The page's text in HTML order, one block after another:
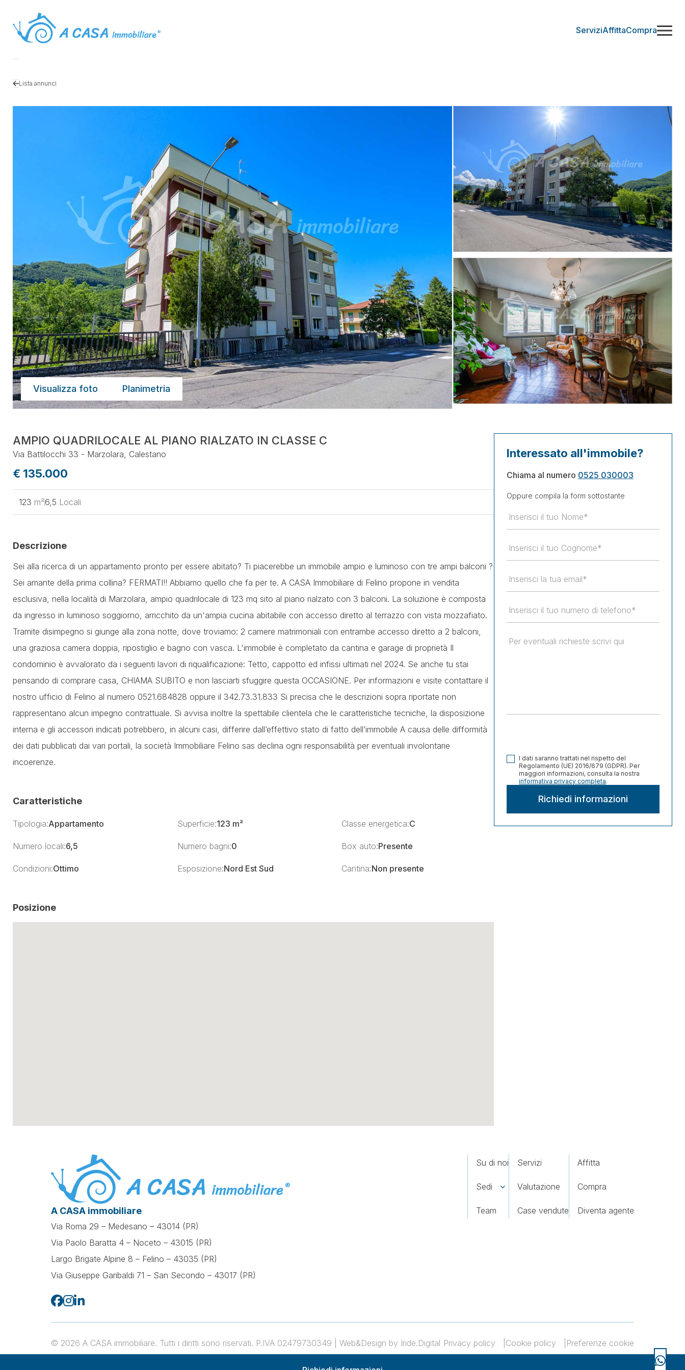
ServiziAffittaCompra
Lista annunci
Visualizza foto Planimetria
AMPIO QUADRILOCALE AL PIANO RIALZATO IN CLASSE C
Via Battilocchi 33 - Marzolara, Calestano
€ 135.000
123 m²6,5 Locali
Descrizione
Sei alla ricerca di un appartamento pronto per essere abitato? Ti piacerebbe un immobile ampio e luminoso con tre ampi balconi ?
Sei amante della prima collina? FERMATI!! Abbiamo quello che fa per te. A CASA Immobiliare di Felino propone in vendita
esclusiva, nella località di Marzolara, ampio quadrilocale di 123 mq sito al piano rialzato con 3 balconi. La soluzione è composta
da ingresso in luminoso soggiorno, arricchito da un'ampia cucina abitabile con accesso diretto al terrazzo con vista mozzafiato.
Tramite disimpegno si giunge alla zona notte, dove troviamo: 2 camere matrimoniali con entrambe accesso diretto a 2 balconi,
una graziosa camera doppia, ripostiglio e bagno con vasca. L'immobile è completato da cantina e garage di proprietà Il
condominio è avvalorato da i seguenti lavori di riqualificazione: Tetto, cappotto ed infissi ultimati nel 2024. Se anche tu stai
pensando di comprare casa, CHIAMA SUBITO e non lasciarti sfuggire questa OCCASIONE. Per informazioni e visite contattare il
nostro ufficio di Felino al numero 0521.684828 oppure il 342.73.31.833 Si precisa che le descrizioni sopra riportate non
rappresentano alcun impegno contrattuale. Si avvisa inoltre la spettabile clientela che le caratteristiche tecniche, la disposizione
interna e gli accessori indicati potrebbero, in alcuni casi, differire dall’effettivo stato di fatto dell’immobile A causa delle difformità
dei dati pubblicati dai vari portali, la società Immobiliare Felino sas declina ogni responsabilità per eventuali involontarie
incoerenze.
Caratteristiche
Tipologia:Appartamento Superficie:123 m² Classe energetica:C
Numero locali:6,5 Numero bagni:0 Box auto:Presente
Condizioni:Ottimo Esposizione:Nord Est Sud Cantina:Non presente
Posizione
Interessato all'immobile?
Chiama al numero 0525 030003
Oppure compila la form sottostante
I dati saranno trattati nel rispetto del
Regolamento (UE) 2016/679 (GDPR). Per
maggiori informazioni, consulta la nostra
informativa privacy completa.
A CASA immobiliare
Via Roma 29 – Medesano – 43014 (PR)
Via Paolo Baratta 4 – Noceto – 43015 (PR)
Largo Brigate Alpine 8 – Felino – 43035 (PR)
Via Giuseppe Garibaldi 71 – San Secondo – 43017 (PR)
Su di noi
Sedi
Team
Servizi
Valutazione
Case vendute
Affitta
Compra
Diventa agente
© 2026 A CASA immobiliare. Tutti i diritti sono riservati. P.IVA 02479730349 | Web&Design by Iride.Digital Privacy policy Cookie policy Preferenze cookie